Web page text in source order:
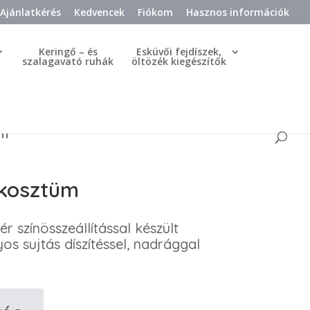
Ajánlatkérés Kedvencek Fiókom Hasznos információk
Keringő – és
szalagavató ruhák
Esküvői fejdíszek,
öltözék kiegészítők
színösszeállítással készült
sujtás díszítéssel, nadrággal